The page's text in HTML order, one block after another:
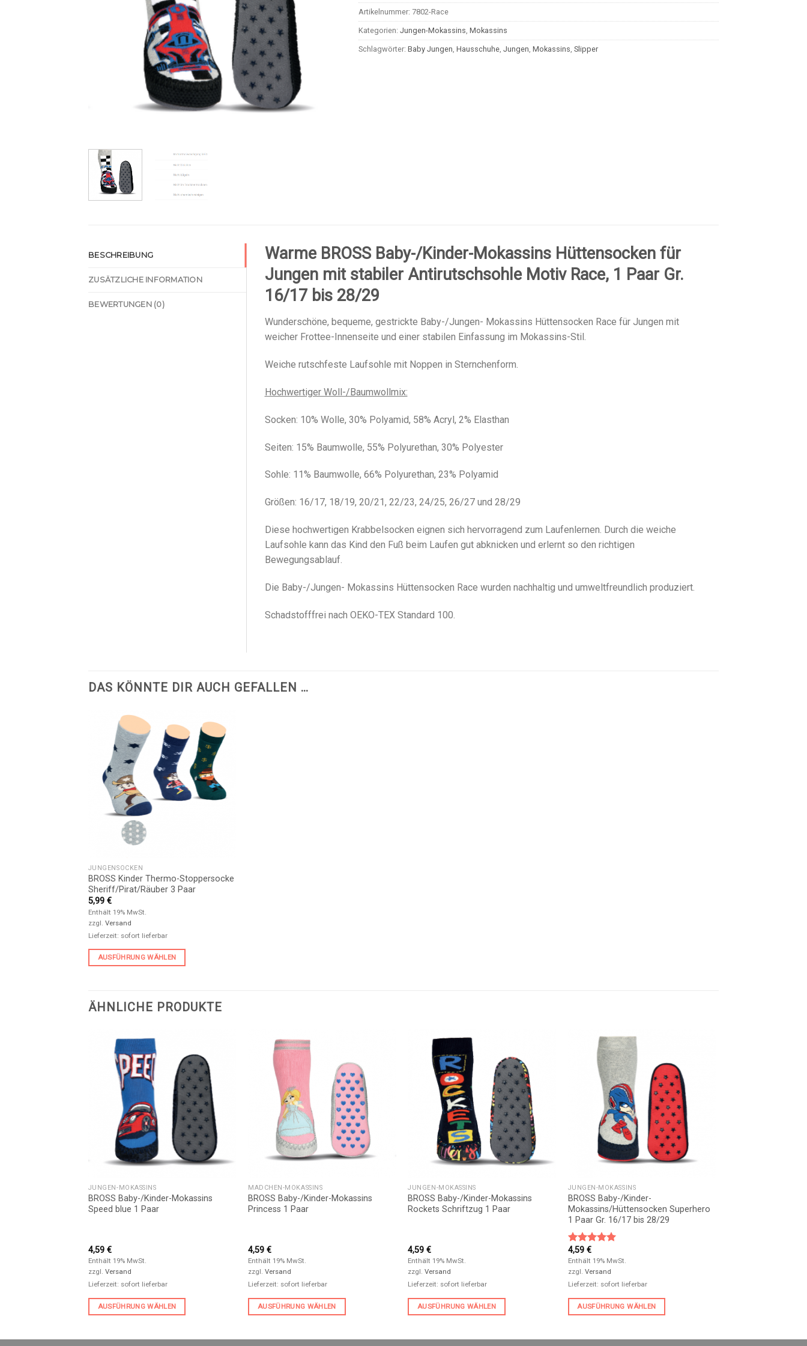
Artikelnummer: 7802-Race
Kategorien: Jungen-Mokassins Mokassins
Schlagwörter: Baby Jungen Hausschuhe Jungen Mokassins Slipper
BESCHREIBUNG
ZUSÄTZLICHE INFORMATION
BEWERTUNGEN (0)
Warme BROSS Baby-/Kinder-Mokassins Hüttensocken für
Jungen mit stabiler Antirutschsohle Motiv Race, 1 Paar Gr.
16/17 bis 28/29
Wunderschöne, bequeme, gestrickte Baby-/Jungen- Mokassins Hüttensocken Race für Jungen mit
weicher Frottee-Innenseite und einer stabilen Einfassung im Mokassins-Stil.
Weiche rutschfeste Laufsohle mit Noppen in Sternchenform.
Hochwertiger Woll-/Baumwollmix:
Socken: 10% Wolle, 30% Polyamid, 58% Acryl, 2% Elasthan
Seiten: 15% Baumwolle, 55% Polyurethan, 30% Polyester
Sohle: 11% Baumwolle, 66% Polyurethan, 23% Polyamid
Größen: 16/17, 18/19, 20/21, 22/23, 24/25, 26/27 und 28/29
Diese hochwertigen Krabbelsocken eignen sich hervorragend zum Laufenlernen. Durch die weiche
Laufsohle kann das Kind den Fuß beim Laufen gut abknicken und erlernt so den richtigen
Bewegungsablauf.
Die Baby-/Jungen- Mokassins Hüttensocken Race wurden nachhaltig und umweltfreundlich produziert.
Schadstofffrei nach OEKO-TEX Standard 100.
DAS KÖNNTE DIR AUCH GEFALLEN …
JUNGENSOCKEN
BROSS Kinder Thermo-Stoppersocke
Sheriff/Pirat/Räuber 3 Paar
5,99 €
Enthält 19% MwSt.
zzgl. Versand
Lieferzeit: sofort lieferbar
AUSFÜHRUNG WÄHLEN
ÄHNLICHE PRODUKTE
JUNGEN-MOKASSINS
BROSS Baby-/Kinder-Mokassins
Speed blue 1 Paar
4,59 €
Enthält 19% MwSt.
zzgl. Versand
Lieferzeit: sofort lieferbar
AUSFÜHRUNG WÄHLEN
MÄDCHEN-MOKASSINS
BROSS Baby-/Kinder-Mokassins
Princess 1 Paar
4,59€
Enthält 19% MwSt.
zzgl.Versand
Lieferzeit: sofort lieferbar
AUSFÜHRUNG WÄHLEN
JUNGEN-MOKASSINS
BROSS Baby-/Kinder-Mokassins
Rockets Schriftzug 1 Paar
4,59€
Enthält 19% MwSt.
zzgl.Versand
Lieferzeit: sofort lieferbar
AUSFÜHRUNG WÄHLEN
JUNGEN-MOKASSINS
BROSS Baby-/Kinder-
Mokassins/Hüttensocken Superhero
1 Paar Gr. 16/17 bis 28/29
Bewertet
mit5.00
von 5
4,59 €
Enthält 19% MwSt.
zzgl. Versand
Lieferzeit: sofort lieferbar
AUSFÜHRUNG WÄHLEN